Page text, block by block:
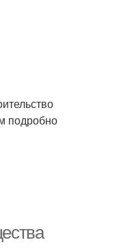
подробно